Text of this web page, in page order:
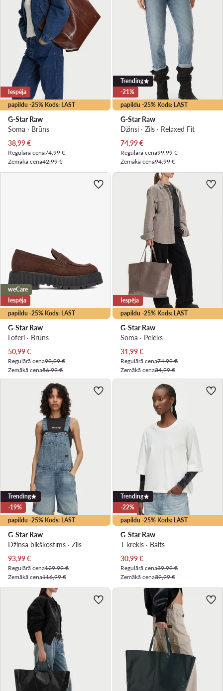
papildu -25% Kods: LAST
Iespēja
G-Star Raw
Soma · Brūns
Pašreizējā cena
38,99€
Regulārā cena74,99 €
Zemākā cena42,99 €
papildu -25% Kods: LAST
Trending
-21%
G-Star Raw
Džinsi · Zils · Relaxed Fit
Pašreizējā cena
74,99€
Regulārā cena99,99 €
Zemākā cena94,99 €
papildu -25% Kods: LAST
weCare
Iespēja
G-Star Raw
Loferi · Brūns
Pašreizējā cena
50,99€
Regulārā cena99,99 €
Zemākā cena56,99 €
papildu -25% Kods: LAST
Iespēja
G-Star Raw
Soma · Pelēks
Pašreizējā cena
31,99€
Regulārā cena74,99 €
Zemākā cena34,99 €
papildu -25% Kods: LAST
Trending
-19%
G-Star Raw
Džinsa bikškostīms · Zils
Pašreizējā cena
93,99€
Regulārā cena129,99 €
Zemākā cena116,99 €
papildu -25% Kods: LAST
Trending
-22%
G-Star Raw
T-krekls · Balts
Pašreizējā cena
30,99€
Regulārā cena39,99 €
Zemākā cena39,99 €